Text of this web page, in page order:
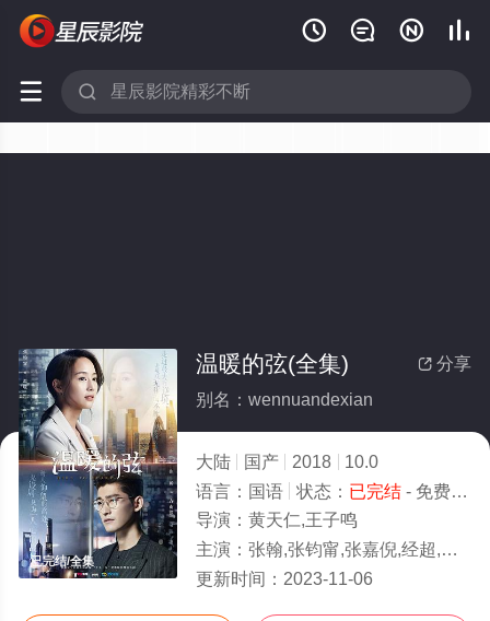
   
 
已完结/全集
 分享
温暖的弦(全集)
别名：wennuandexian
大陆 国产 2018
10.0
语言： 国语 状态： 已完结- 免费在线观看
导演： 黄天仁,王子鸣
主演： 张翰,张钧甯,张嘉倪,经超,周奇奇,梁大维,金泽灏,季肖冰,郭子千
更新时间： 2023-11-06